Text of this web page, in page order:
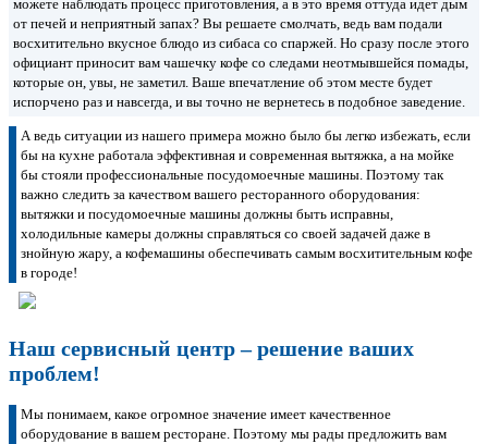
можете наблюдать процесс приготовления, а в это время оттуда идет дым
от печей и неприятный запах? Вы решаете смолчать, ведь вам подали
восхитительно вкусное блюдо из сибаса со спаржей. Но сразу после этого
официант приносит вам чашечку кофе со следами неотмывшейся помады,
которые он, увы, не заметил. Ваше впечатление об этом месте будет
испорчено раз и навсегда, и вы точно не вернетесь в подобное заведение.
А ведь ситуации из нашего примера можно было бы легко избежать, если
бы на кухне работала эффективная и современная вытяжка, а на мойке
бы стояли профессиональные посудомоечные машины. Поэтому так
важно следить за качеством вашего ресторанного оборудования:
вытяжки и посудомоечные машины должны быть исправны,
холодильные камеры должны справляться со своей задачей даже в
знойную жару, а кофемашины обеспечивать самым восхитительным кофе
в городе!
Наш сервисный центр – решение ваших
проблем!
Мы понимаем, какое огромное значение имеет качественное
оборудование в вашем ресторане. Поэтому мы рады предложить вам